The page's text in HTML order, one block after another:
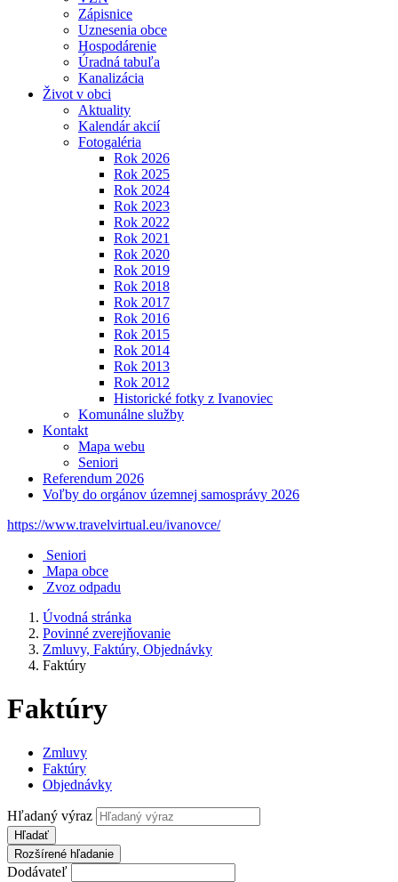
Zápisnice
Uznesenia obce
Hospodárenie
Úradná tabuľa
Kanalizácia
Život v obci
Aktuality
Kalendár akcií
Fotogaléria
Rok 2026
Rok 2025
Rok 2024
Rok 2023
Rok 2022
Rok 2021
Rok 2020
Rok 2019
Rok 2018
Rok 2017
Rok 2016
Rok 2015
Rok 2014
Rok 2013
Rok 2012
Historické fotky z Ivanoviec
Komunálne služby
Kontakt
Mapa webu
Seniori
Referendum 2026
Voľby do orgánov územnej samosprávy 2026
https://www.travelvirtual.eu/ivanovce/
Seniori
Mapa obce
Zvoz odpadu
Úvodná stránka
Povinné zverejňovanie
Zmluvy, Faktúry, Objednávky
Faktúry
Faktúry
Zmluvy
Faktúry
Objednávky
Hľadaný výraz
Hľadať
Rozšírené hľadanie
Dodávateľ